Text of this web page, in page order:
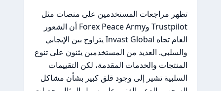
تظهر مراجعات المستخدمين على منصات مثل
Trustpilot وForex Peace Army أن الشعور
العام تجاه Invast Global يتراوح بين الإيجابي
والسلبي. العديد من المستخدمين يثنون على تنوع
المنتجات والخدمات المقدمة، لكن التقييمات
السلبية تشير إلى وجود قلق كبير بشأن مشاكل